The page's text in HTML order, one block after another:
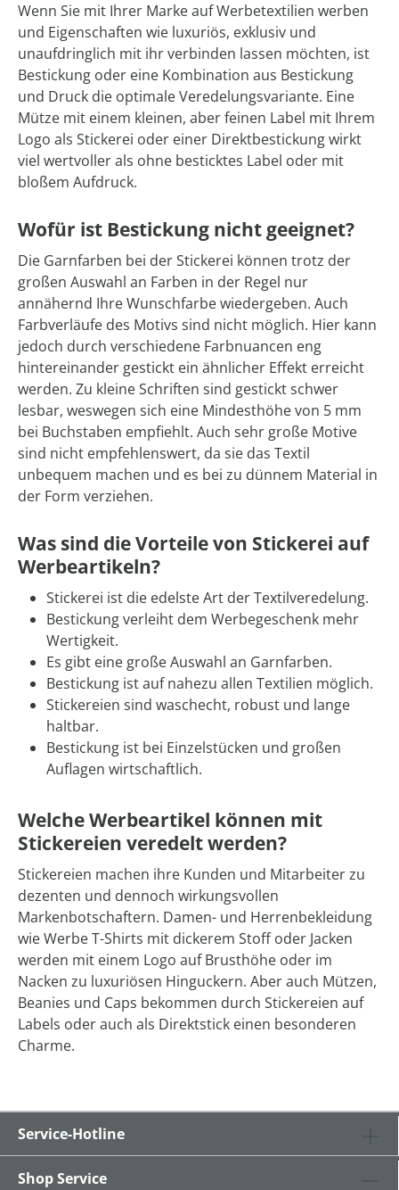
Wenn Sie mit Ihrer Marke auf Werbetextilien werben
und Eigenschaften wie luxuriös, exklusiv und
unaufdringlich mit ihr verbinden lassen möchten, ist
Bestickung oder eine Kombination aus Bestickung
und Druck die optimale Veredelungsvariante. Eine
Mütze mit einem kleinen, aber feinen Label mit Ihrem
Logo als Stickerei oder einer Direktbestickung wirkt
viel wertvoller als ohne besticktes Label oder mit
bloßem Aufdruck.
Wofür ist Bestickung nicht geeignet?
Die Garnfarben bei der Stickerei können trotz der
großen Auswahl an Farben in der Regel nur
annähernd Ihre Wunschfarbe wiedergeben. Auch
Farbverläufe des Motivs sind nicht möglich. Hier kann
jedoch durch verschiedene Farbnuancen eng
hintereinander gestickt ein ähnlicher Effekt erreicht
werden. Zu kleine Schriften sind gestickt schwer
lesbar, weswegen sich eine Mindesthöhe von 5 mm
bei Buchstaben empfiehlt. Auch sehr große Motive
sind nicht empfehlenswert, da sie das Textil
unbequem machen und es bei zu dünnem Material in
der Form verziehen.
Was sind die Vorteile von Stickerei auf
Werbeartikeln?
Stickerei ist die edelste Art der Textilveredelung.
Bestickung verleiht dem Werbegeschenk mehr
Wertigkeit.
Es gibt eine große Auswahl an Garnfarben.
Bestickung ist auf nahezu allen Textilien möglich.
Stickereien sind waschecht, robust und lange
haltbar.
Bestickung ist bei Einzelstücken und großen
Auflagen wirtschaftlich.
Welche Werbeartikel können mit
Stickereien veredelt werden?
Stickereien machen ihre Kunden und Mitarbeiter zu
dezenten und dennoch wirkungsvollen
Markenbotschaftern. Damen- und Herrenbekleidung
wie Werbe T-Shirts mit dickerem Stoff oder Jacken
werden mit einem Logo auf Brusthöhe oder im
Nacken zu luxuriösen Hinguckern. Aber auch Mützen,
Beanies und Caps bekommen durch Stickereien auf
Labels oder auch als Direktstick einen besonderen
Charme.
Service-Hotline
Shop Service